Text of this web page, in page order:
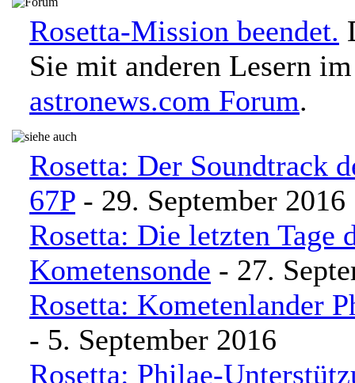
Rosetta-Mission beendet.
Sie mit anderen Lesern im
astronews.com Forum.
Rosetta: Der Soundtrack
67P - 29. September 2016
Rosetta: Die letzten Tage
Kometensonde - 27.
Rosetta: Kometenlander
- 5. September 2016
Rosetta: Philae-